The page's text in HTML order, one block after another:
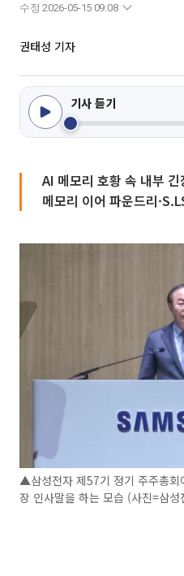
수정 2026-05-15 09:08
권태성 기자
기사 듣기
AI 메모리 호황 속 내부 긴
메모리 이어 파운드리
▲삼성전자 제57기 정기 주주총회
장 인사말을 하는 모습 (사진=삼성